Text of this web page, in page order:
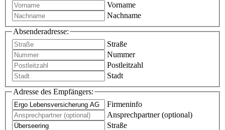
Vorname
Nachname
Absenderadresse:
Straße
Nummer
Postleitzahl
Stadt
Adresse des Empfängers:
Firmeninfo
Ansprechpartner (optional)
Straße